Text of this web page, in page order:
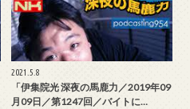
2021.5.8
「伊集院光 深夜の馬鹿力／2019年09
月09日／第1247回／バイトに…